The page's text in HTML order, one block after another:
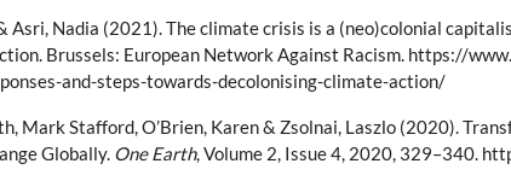
Asri, Nadia (2021). The climate crisis is a (neo)colonial
Brussels: European Network Against Racism. https://
and-steps-towards-decolonising-climate-action/
Mark Stafford, O’Brien, Karen & Zsolnai, Laszlo (2020).
Globally. One Earth, Volume 2, Issue 4, 2020, 329–340.